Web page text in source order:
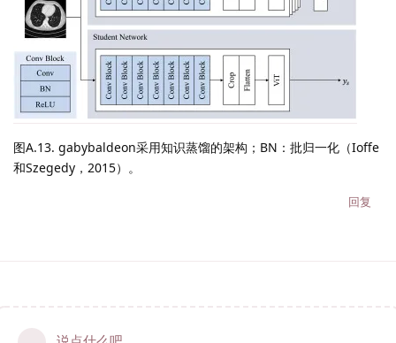
图A.13. gabybaldeon采用知识蒸馏的架构；BN：批归一化（Ioffe
和Szegedy，2015）。
回复